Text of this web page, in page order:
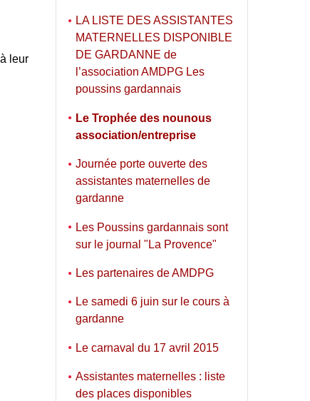
leur
LA LISTE DES ASSISTANTES
MATERNELLES DISPONIBLE
DE GARDANNE de
l’association AMDPG Les
poussins gardannais
Le Trophée des nounous
association/entreprise
Journée porte ouverte des
assistantes maternelles de
gardanne
Les Poussins gardannais sont
sur le journal "La Provence"
Les partenaires de AMDPG
Le samedi 6 juin sur le cours à
gardanne
Le carnaval du 17 avril 2015
Assistantes maternelles : liste
des places disponibles